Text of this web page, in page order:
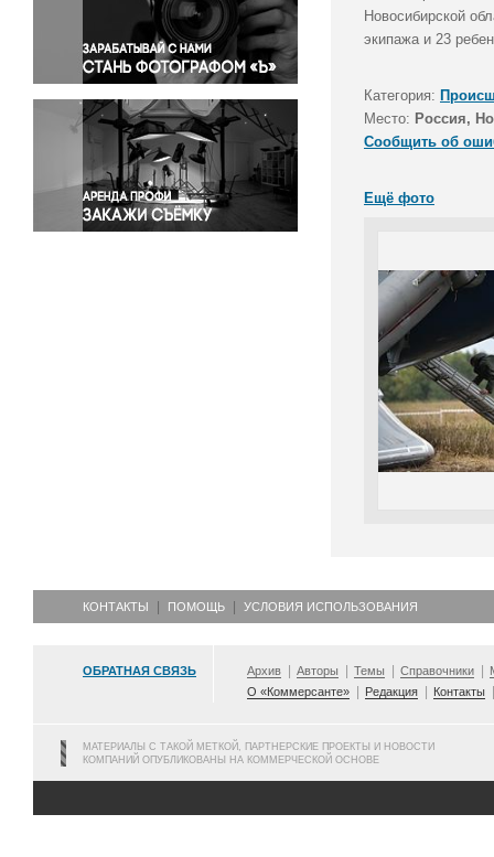
Правосудие
Происшествия и конфликты
Религия
Светская жизнь
Спорт
Экология
Экономика и бизнес
Новосибирской
экипажа и 23
Категория:
Место: Россия,
Сообщить об
Ещё фото
КОНТАКТЫ ПОМОЩЬ УСЛОВИЯ ИСПОЛЬЗОВАНИЯ
ОБРАТНАЯ СВЯЗЬ Архив Авторы Темы Справочники
О «Коммерсанте»
Редакция Контакты
МАТЕРИАЛЫ С ТАКОЙ МЕТКОЙ, ПАРТНЕРСКИЕ ПРОЕКТЫ И НОВОСТИ
КОМПАНИЙ ОПУБЛИКОВАНЫ НА КОММЕРЧЕСКОЙ ОСНОВЕ